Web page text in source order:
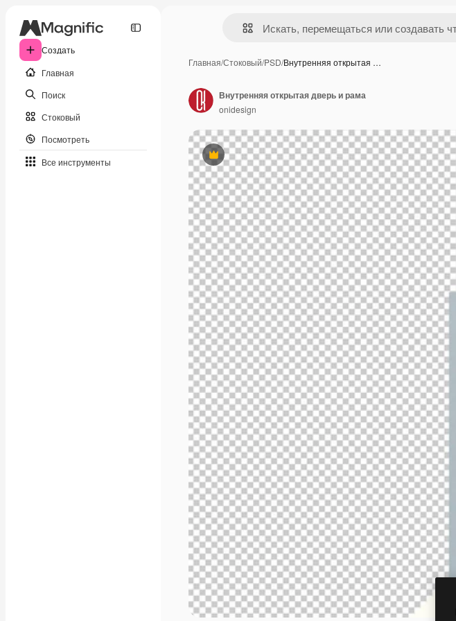
Создать
Главная
Поиск
Стоковый
Посмотреть
Все инструменты
Главная/Стоковый/PSD/Внутренняя открытая …
Премиум
Внутренняя открытая дверь и рама
onidesign